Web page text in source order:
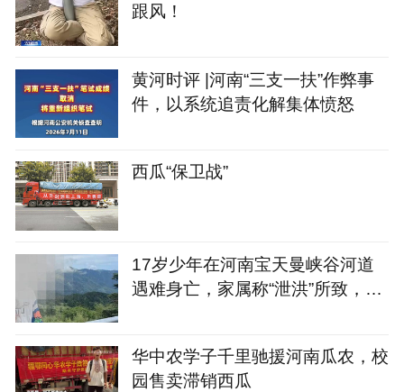
跟风！
黄河时评 |河南“三支一扶”作弊事
件，以系统追责化解集体愤怒
西瓜“保卫战”
17岁少年在河南宝天曼峡谷河道
遇难身亡，家属称“泄洪”所致，景
华中农学子千里驰援河南瓜农，校
园售卖滞销西瓜